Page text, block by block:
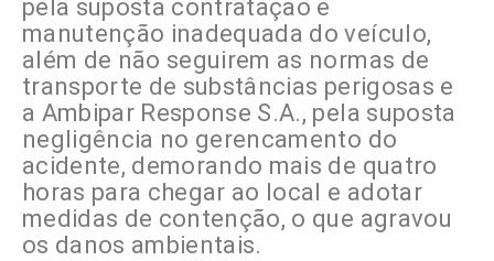
pela suposta contratação e
manutenção inadequada do veículo,
além de não seguirem as normas de
transporte de substâncias perigosas e
a Ambipar Response S.A., pela suposta
negligência no gerencamento do
acidente, demorando mais de quatro
horas para chegar ao local e adotar
medidas de contenção, o que agravou
os danos ambientais.